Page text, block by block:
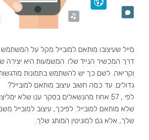
מייל שעיצובו מותאם למובייל מקל על
דרך המכשיר הנייד שלו. המשמעות היא יצירה
וקריאה. לשם כך יש להשתמש בתמונות מודגשות
גדולים. עד כמה חשוב עיצוב מותאם למובייל?
לפי , 57 אחוז מהנשאלים בסקר ענו שלא
שלא מותאם למובייל. לפיכך, עיצוב למובייל
שלך, אלא גם למוניטין המותג שלך.